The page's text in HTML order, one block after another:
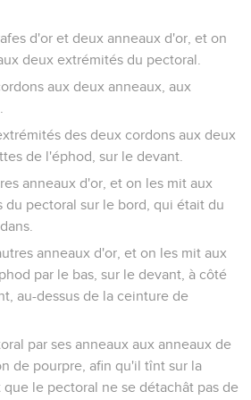
d'or et deux anneaux d'or, et on
deux extrémités du pectoral.
aux deux anneaux, aux
des deux cordons aux deux
de l'éphod, sur le devant.
anneaux d'or, et on les mit aux
du pectoral sur le bord, qui était du
anneaux d'or, et on les mit aux
par le bas, sur le devant, à côté
au-dessus de la ceinture de
par ses anneaux aux anneaux de
de pourpre, afin qu'il tînt sur la
le pectoral ne se détachât pas de